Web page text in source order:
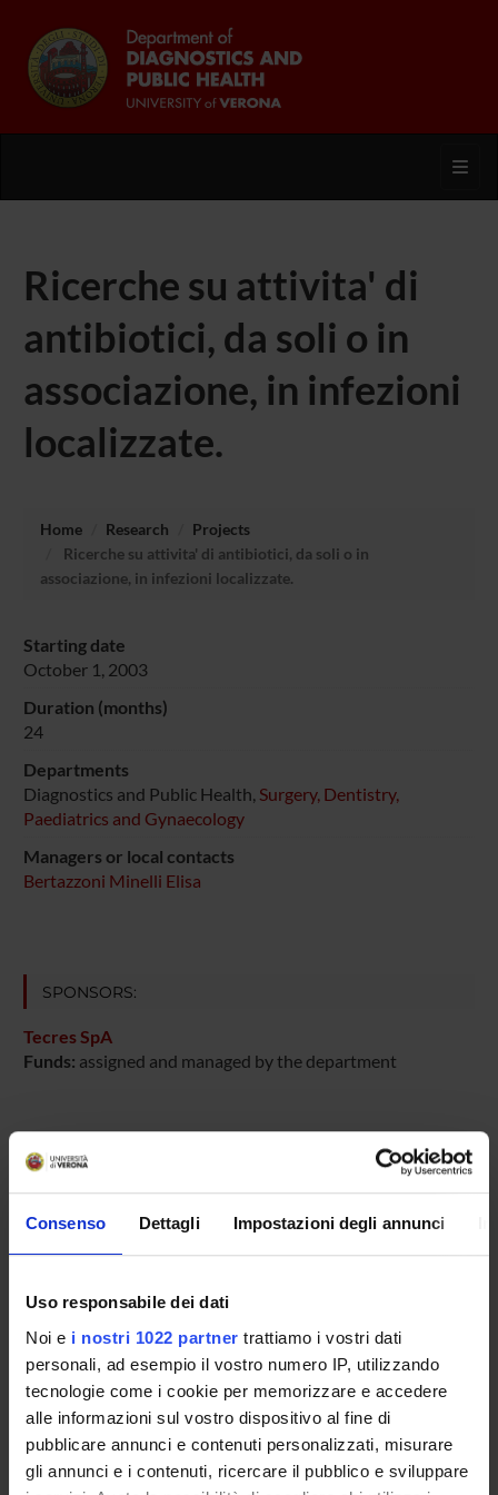
Consenso Dettagli Impostazioni degli annunci
Uso responsabile dei dati
Noi e i nostri 1022 partner trattiamo i vostri dati
personali, ad esempio il vostro numero IP, utilizzando
tecnologie come i cookie per memorizzare e accedere
alle informazioni sul vostro dispositivo al fine di
pubblicare annunci e contenuti personalizzati, misurare
gli annunci e i contenuti, ricercare il pubblico e sviluppare
Ricerche su attivita' di
antibiotici, da soli o in
associazione, in infezioni
localizzate.
Home Research
Projects
Ricerche su attivita' di antibiotici, da soli o in
associazione, in infezioni localizzate.
Starting date
October 1, 2003
Duration (months)
24
Departments
Diagnostics and Public Health, Surgery, Dentistry,
Paediatrics and Gynaecology
Managers or local contacts
Bertazzoni Minelli Elisa
SPONSORS:
Tecres SpA
Funds: assigned and managed by the department
PROJECT PARTICIPANTS
Elisa Bertazzoni Minelli
SECTIONS
Orthopedic Section Section of Pharmacology